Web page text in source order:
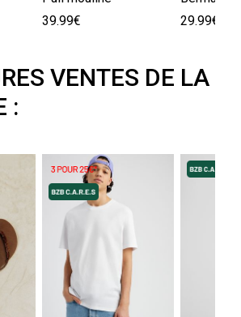
39.99€
29.99€
VENTES DE LA
: